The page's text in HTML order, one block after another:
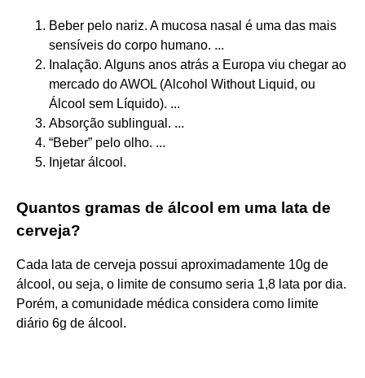
Beber pelo nariz. A mucosa nasal é uma das mais
sensíveis do corpo humano. ...
Inalação. Alguns anos atrás a Europa viu chegar ao
mercado do AWOL (Alcohol Without Liquid, ou
Álcool sem Líquido). ...
Absorção sublingual. ...
“Beber” pelo olho. ...
Injetar álcool.
Quantos gramas de álcool em uma lata de
cerveja?
Cada lata de cerveja possui aproximadamente 10g de
álcool, ou seja, o limite de consumo seria 1,8 lata por dia.
Porém, a comunidade médica considera como limite
diário 6g de álcool.